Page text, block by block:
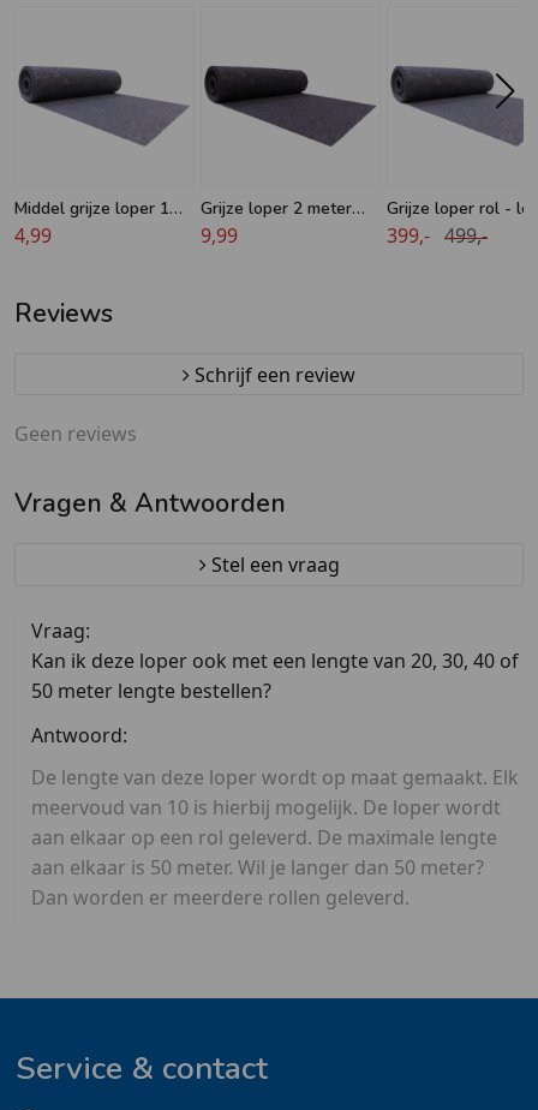
Middel grijze loper 1
meter breed
4,99
Grijze loper 2 meter
breed
9,99
Grijze loper rol -
50 meter - breedte
399,- 499,-
Reviews
Schrijf een review
Geen reviews
Vragen & Antwoorden
Stel een vraag
Vraag:
Kan ik deze loper ook met een lengte van 20, 30, 40 of
50 meter lengte bestellen?
Antwoord:
De lengte van deze loper wordt op maat gemaakt. Elk
meervoud van 10 is hierbij mogelijk. De loper wordt
aan elkaar op een rol geleverd. De maximale lengte
aan elkaar is 50 meter. Wil je langer dan 50 meter?
Dan worden er meerdere rollen geleverd.
Service & contact